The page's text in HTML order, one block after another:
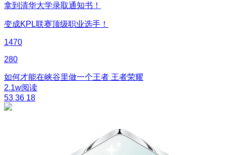
拿到清华大学录取通知书！
变成KPL联赛顶级职业选手！
1470
280
如何才能在峡谷里做一个王者 王者荣耀
2.1w阅读
53 36 18